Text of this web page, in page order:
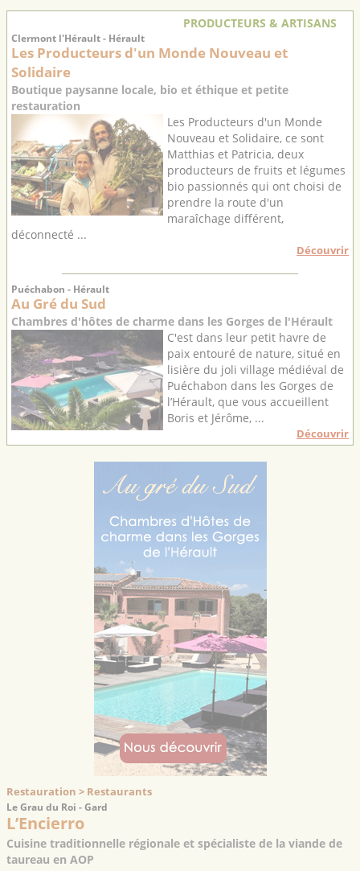
PRODUCTEURS & ARTISANS
Clermont l'Hérault - Hérault
Les Producteurs d'un Monde Nouveau et
Solidaire
Boutique paysanne locale, bio et éthique et petite
restauration
Les Producteurs d'un Monde
Nouveau et Solidaire, ce sont
Matthias et Patricia, deux
producteurs de fruits et légumes
bio passionnés qui ont choisi de
prendre la route d'un
maraîchage différent,
déconnecté ...
Découvrir
Puéchabon - Hérault
Au Gré du Sud
Chambres d'hôtes de charme dans les Gorges de l'Hérault
C'est dans leur petit havre de
paix entouré de nature, situé en
lisière du joli village médiéval de
Puéchabon dans les Gorges de
l’Hérault, que vous accueillent
Boris et Jérôme, ...
Découvrir
Restauration > Restaurants
Le Grau du Roi - Gard
L’Encierro
Cuisine traditionnelle régionale et spécialiste de la viande de
taureau en AOP